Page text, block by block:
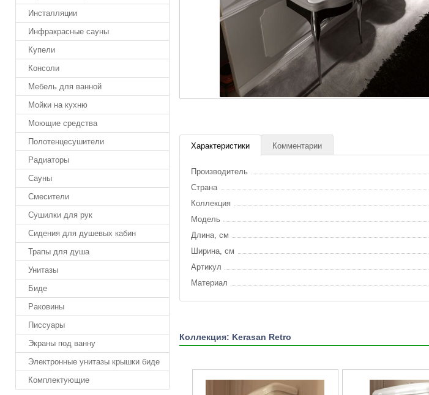
Инсталляции
Инфракрасные сауны
Купели
Консоли
Мебель для ванной
Мойки на кухню
Моющие средства
Полотенцесушители
Радиаторы
Сауны
Смесители
Сушилки для рук
Сидения для душевых кабин
Трапы для душа
Унитазы
Биде
Раковины
Писсуары
Экраны под ванну
Электронные унитазы крышки биде
Комплектующие
Характеристики Комментарии
Производитель
Страна
Коллекция
Модель
Длина, см
Ширина, см
Артикул
Материал
Коллекция: Kerasan Retro